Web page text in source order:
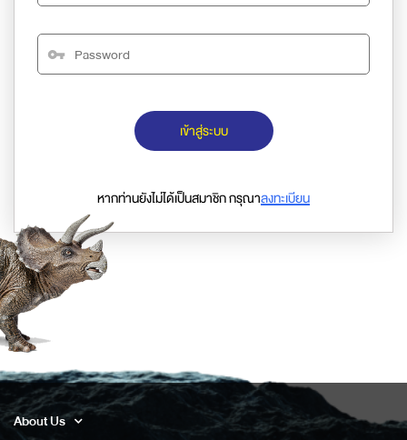
เข้าสู่ระบบ
หากท่านยังไม่ได้เป็นสมาชิก กรุณาลงทะเบียน
About Us